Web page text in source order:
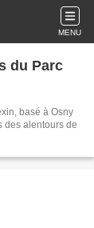
MENU
du Parc
basé à Osny
des alentours de